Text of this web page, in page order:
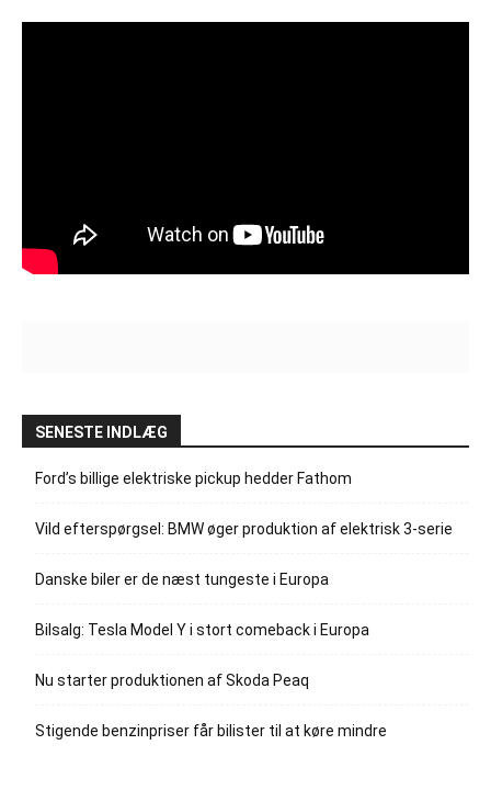
SENESTE INDLÆG
Ford’s billige elektriske pickup hedder Fathom
Vild efterspørgsel: BMW øger produktion af elektrisk 3-serie
Danske biler er de næst tungeste i Europa
Bilsalg: Tesla Model Y i stort comeback i Europa
Nu starter produktionen af Skoda Peaq
Stigende benzinpriser får bilister til at køre mindre